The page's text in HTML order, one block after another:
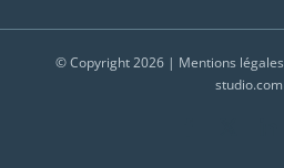
© Copyright2026 | Mentions légales
studio.com